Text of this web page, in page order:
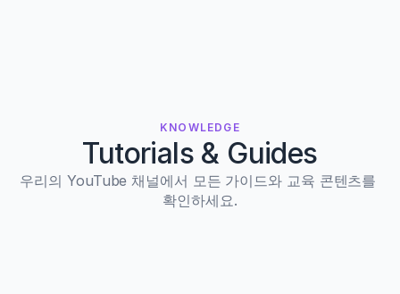
KNOWLEDGE
Tutorials & Guides
우리의 YouTube 채널에서 모든 가이드와 교육 콘텐츠를
확인하세요.